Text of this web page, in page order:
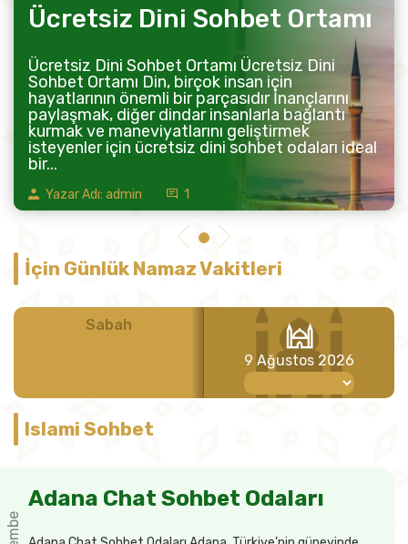
Ücretsiz Dini Sohbet Ortamı
Ücretsiz Dini Sohbet Ortamı Ücretsiz Dini
Sohbet Ortamı Din, birçok insan için
hayatlarının önemli bir parçasıdır İnançlarını
paylaşmak, diğer dindar insanlarla bağlantı
kurmak ve maneviyatlarını geliştirmek
isteyenler için ücretsiz dini sohbet odaları ideal
bir...
Yazar Adı: admin 1
İçin Günlük Namaz Vakitleri
Sabah Öğle
9 Ağustos 2026
Islami Sohbet
Adana Chat Sohbet Odaları